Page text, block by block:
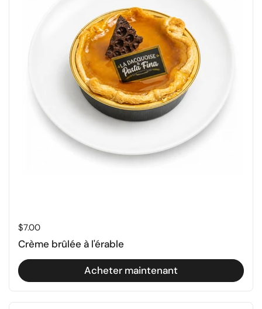
Prix régulier
$7.00
Crème brûlée à l'érable
Acheter maintenant